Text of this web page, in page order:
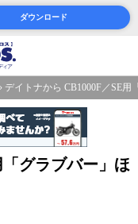
ダウンロード
デイトナから CB1000F／SE
グラブバー」ほ